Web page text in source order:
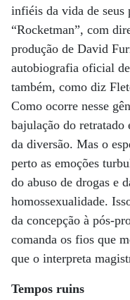
infiéis da vida de
“Rocketman”, com
produção de David
autobiografia oficial
também, como diz
Como ocorre nesse
bajulação do retratado
da diversão. Mas o
perto as emoções
do abuso de drogas e
homossexualidade.
da concepção à pós-
comanda os fios que
que o interpreta
Tempos ruins